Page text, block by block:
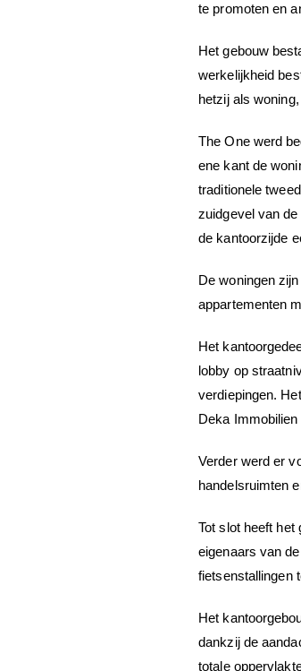
te promoten en
Het gebouw
werkelijkheid
hetzij als
The One werd
ene kant de
traditionele
zuidgevel van
de kantoorzijde
De woningen
appartementen
Het
lobby op
verdiepingen.
Deka
Verder werd er
handelsruimten
Tot slot heeft
eigenaars van
fietsenstallingen
Het
dankzij de
totale